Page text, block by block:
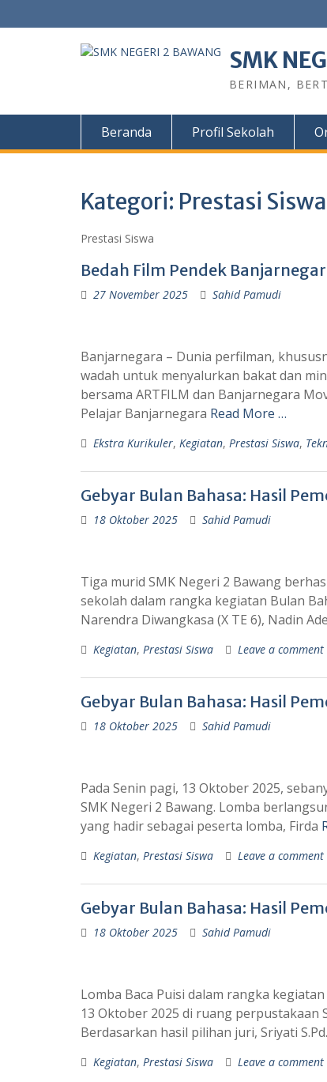
SMK
BERIMAN,
Beranda Profil Sekolah
Kategori: Prestasi Siswa
Prestasi Siswa
Bedah Film Pendek
27 November 2025 Sahid Pamudi
Banjarnegara – Dunia perfilman,
wadah untuk menyalurkan bakat dan
bersama ARTFILM dan Banjarnegara
Pelajar Banjarnegara Read More …
Ekstra Kurikuler, Kegiatan, Prestasi Siswa,
Gebyar Bulan Bahasa: Hasil
18 Oktober 2025 Sahid Pamudi
Tiga murid SMK Negeri 2 Bawang
sekolah dalam rangka kegiatan Bulan
Narendra Diwangkasa (X TE 6), Nadin
Kegiatan, Prestasi Siswa Leave a comment
Gebyar Bulan Bahasa: Hasil
18 Oktober 2025 Sahid Pamudi
Pada Senin pagi, 13 Oktober 2025,
SMK Negeri 2 Bawang. Lomba
yang hadir sebagai peserta lomba, Firda
Kegiatan, Prestasi Siswa Leave a comment
Gebyar Bulan Bahasa: Hasil
18 Oktober 2025 Sahid Pamudi
Lomba Baca Puisi dalam rangka
13 Oktober 2025 di ruang perpustakaan
Berdasarkan hasil pilihan juri, Sriyati
Kegiatan, Prestasi Siswa Leave a comment